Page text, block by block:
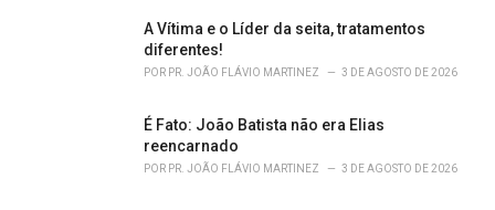
A Vítima e o Líder da seita, tratamentos
diferentes!
POR PR. JOÃO FLÁVIO MARTINEZ 3 DE AGOSTO DE 2026
É Fato: João Batista não era Elias
reencarnado
POR PR. JOÃO FLÁVIO MARTINEZ 3 DE AGOSTO DE 2026